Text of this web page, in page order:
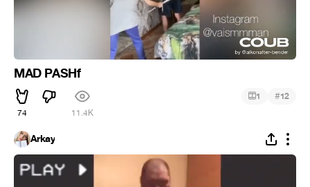
MAD PASHf
74 11.4K
1 #12
Arkay